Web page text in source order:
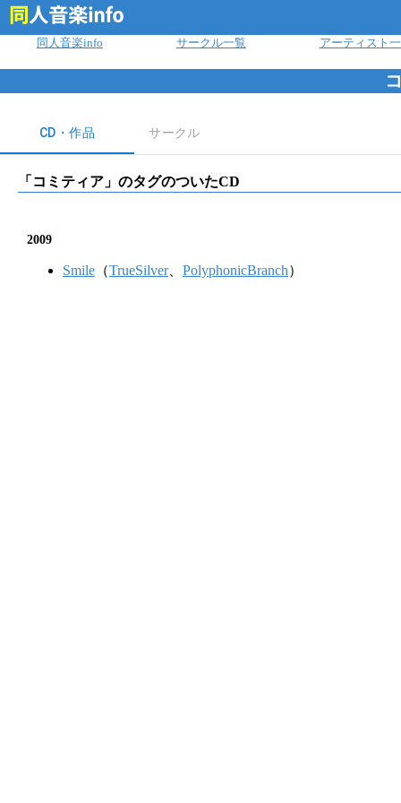
同人音楽info サークル一覧 アーティスト
CD・作品 サークル
「 コミティア 」のタグのついたCD
2009
Smile （TrueSilver、 PolyphonicBranch）